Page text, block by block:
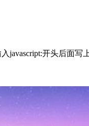
开头后面写